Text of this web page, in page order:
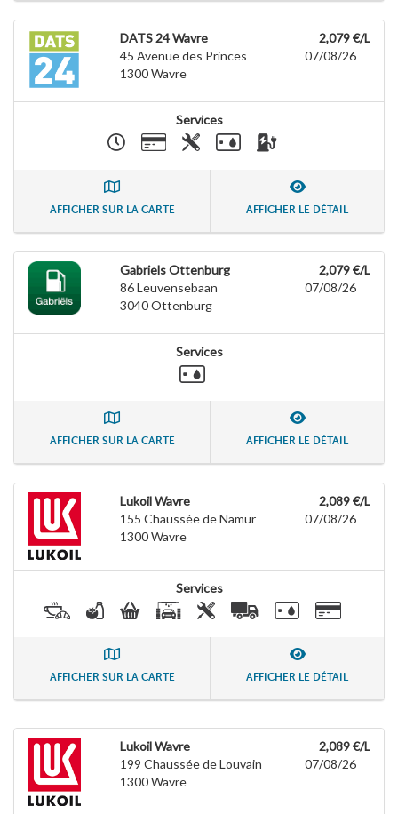
DATS 24 Wavre
45 Avenue des Princes
1300Wavre
2,079 €/L
07/08/26
Services
AFFICHER SUR LA CARTE AFFICHER LE DÉTAIL
Gabriels Ottenburg
86 Leuvensebaan
3040Ottenburg
2,079 €/L
07/08/26
Services
AFFICHER SUR LA CARTE AFFICHER LE DÉTAIL
Lukoil Wavre
155 Chaussée de Namur
1300Wavre
2,089 €/L
07/08/26
Services
AFFICHER SUR LA CARTE AFFICHER LE DÉTAIL
Lukoil Wavre
199 Chaussée de Louvain
1300Wavre
2,089 €/L
07/08/26